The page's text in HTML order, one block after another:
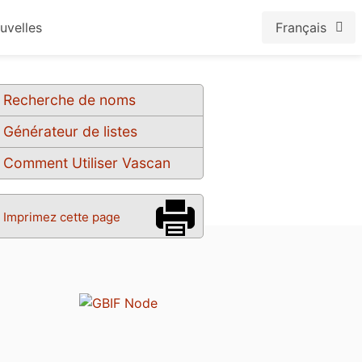
Français
Recherche de noms
Générateur de listes
Comment Utiliser Vascan
Imprimez cette page